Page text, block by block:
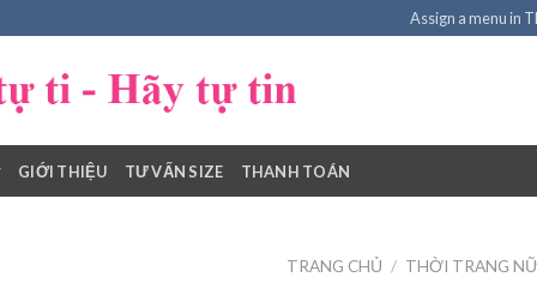
Assign a menu in
GIỚI THIỆU TƯ VẤN SIZE THANH TOÁN
TRANG CHỦ / THỜI TRANG